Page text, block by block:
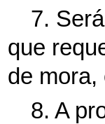
7.
que
de mora,
8. A